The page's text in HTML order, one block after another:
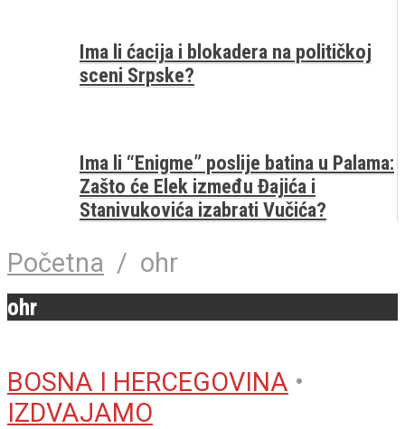
Ima li ćacija i blokadera na političkoj
sceni Srpske?
Ima li “Enigme” poslije batina u Palama:
Zašto će Elek između Đajića i
Stanivukovića izabrati Vučića?
Početna / ohr
ohr
BOSNA I HERCEGOVINA •
IZDVAJAMO